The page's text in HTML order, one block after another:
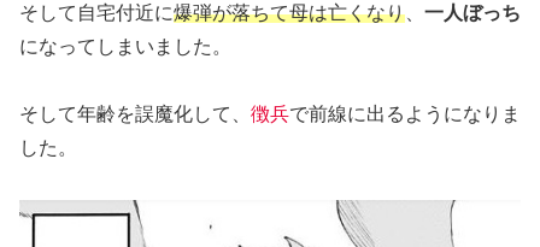
そして自宅付近に爆弾が落ちて母は亡くなり
一人ぼっち
になってしまいました。
そして年齢を誤魔化して、 徴兵で前線に出るようになりま
した。